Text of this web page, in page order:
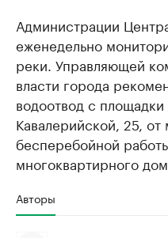
Администрации
еженедельно
реки. Управляющей
власти города
водоотвод с площадки
Кавалерийской, 25, от
бесперебойной
многоквартирного
Авторы